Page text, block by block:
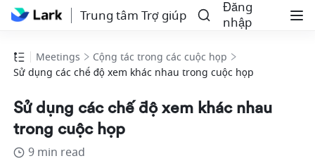
Trung tâm Trợ giúp
Đăng
nhập
Meetings
Cộng tác trong các cuộc họp
Sử dụng các chế độ xem khác nhau trong cuộc họp
Sử dụng các chế độ xem khác nhau
trong cuộc họp
9 min read